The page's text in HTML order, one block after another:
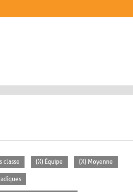
classe (X) Équipe (X) Moyenne